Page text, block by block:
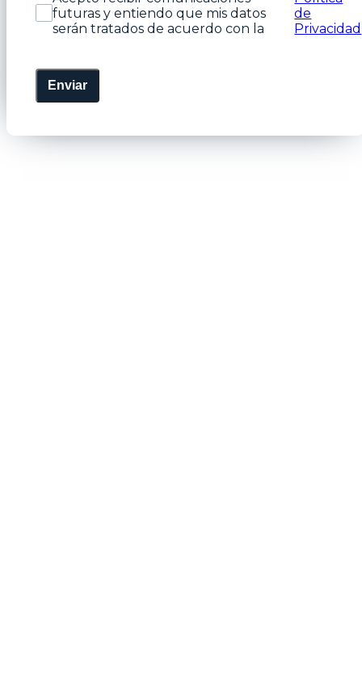
futuras y entiendo que mis datos
serán tratados de acuerdo con la
de
Privacidad
Enviar